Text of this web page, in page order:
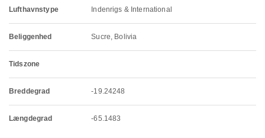
Lufthavnstype Indenrigs & International
Beliggenhed Sucre, Bolivia
Tidszone
Breddegrad -19.24248
Længdegrad -65.1483